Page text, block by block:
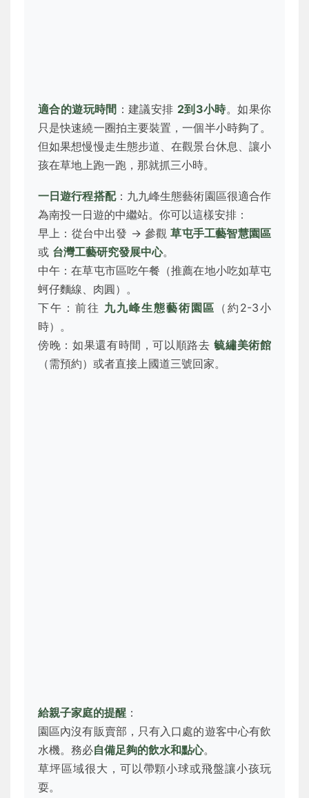
適合的遊玩時間 ：建議安排 2到3小時。如果你
只是快速繞一圈拍主要裝置，一個半小時夠了。
但如果想慢慢走生態步道、在觀景台休息、讓小
孩在草地上跑一跑，那就抓三小時。
一日遊行程搭配：九九峰生態藝術園區很適合作
為南投一日遊的中繼站。你可以這樣安排：
早上：從台中出發 → 參觀草屯手工藝智慧園區
或 台灣工藝研究發展中心。
中午：在草屯市區吃午餐（推薦在地小吃如草屯
蚵仔麵線、肉圓）。
下午：前往 九九峰生態藝術園區 （約2-3小
時）。
傍晚：如果還有時間，可以順路去毓繡美術館
（需預約）或者直接上國道三號回家。
給親子家庭的提醒 ：
園區內沒有販賣部，只有入口處的遊客中心有飲
水機。務必自備足夠的飲水和點心。
草坪區域很大，可以帶顆小球或飛盤讓小孩玩
耍。